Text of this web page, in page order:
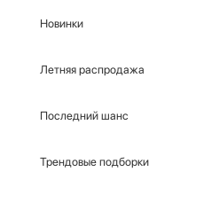
Новинки
Летняя распродажа
Последний шанс
Трендовые подборки